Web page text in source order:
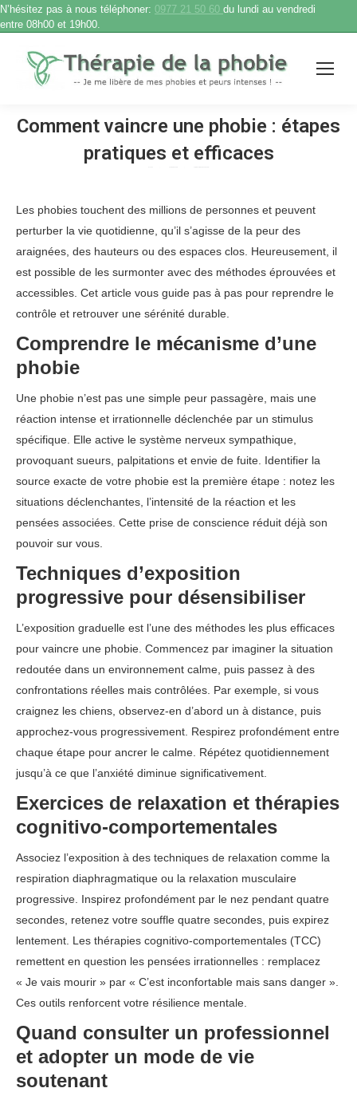
N’hésitez pas à nous téléphoner: 0977 21 50 60 du lundi au vendredi
entre 08h00 et 19h00.
Comment vaincre une phobie : étapes
pratiques et efficaces
Les phobies touchent des millions de personnes et peuvent
perturber la vie quotidienne, qu’il s’agisse de la peur des
araignées, des hauteurs ou des espaces clos. Heureusement, il
est possible de les surmonter avec des méthodes éprouvées et
accessibles. Cet article vous guide pas à pas pour reprendre le
contrôle et retrouver une sérénité durable.
Comprendre le mécanisme d’une
phobie
Une phobie n’est pas une simple peur passagère, mais une
réaction intense et irrationnelle déclenchée par un stimulus
spécifique. Elle active le système nerveux sympathique,
provoquant sueurs, palpitations et envie de fuite. Identifier la
source exacte de votre phobie est la première étape : notez les
situations déclenchantes, l’intensité de la réaction et les
pensées associées. Cette prise de conscience réduit déjà son
pouvoir sur vous.
Techniques d’exposition
progressive pour désensibiliser
L’exposition graduelle est l’une des méthodes les plus efficaces
pour vaincre une phobie. Commencez par imaginer la situation
redoutée dans un environnement calme, puis passez à des
confrontations réelles mais contrôlées. Par exemple, si vous
craignez les chiens, observez-en d’abord un à distance, puis
approchez-vous progressivement. Respirez profondément entre
chaque étape pour ancrer le calme. Répétez quotidiennement
jusqu’à ce que l’anxiété diminue significativement.
Exercices de relaxation et thérapies
cognitivo-comportementales
Associez l’exposition à des techniques de relaxation comme la
respiration diaphragmatique ou la relaxation musculaire
progressive. Inspirez profondément par le nez pendant quatre
secondes, retenez votre souffle quatre secondes, puis expirez
lentement. Les thérapies cognitivo-comportementales (TCC)
remettent en question les pensées irrationnelles : remplacez
« Je vais mourir » par « C’est inconfortable mais sans danger ».
Ces outils renforcent votre résilience mentale.
Quand consulter un professionnel
et adopter un mode de vie
soutenant